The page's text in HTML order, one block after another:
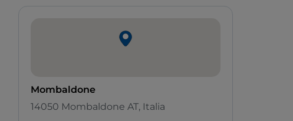
Mombaldone
14050 Mombaldone AT, Italia